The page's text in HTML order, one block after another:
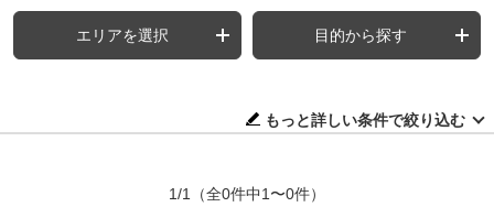
エリアを選択 目的から探す
もっと詳しい条件で絞り込む
1/1 （全0件中1〜0件）